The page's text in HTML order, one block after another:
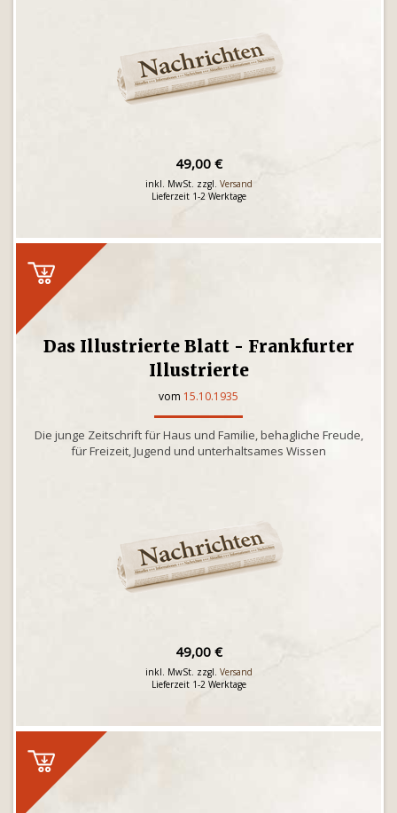
49,00 €
inkl. MwSt. zzgl. Versand
Lieferzeit 1-2 Werktage
Das Illustrierte Blatt - Frankfurter
Illustrierte
vom 15.10.1935
Die junge Zeitschrift für Haus und Familie, behagliche Freude,
für Freizeit, Jugend und unterhaltsames Wissen
49,00 €
inkl. MwSt. zzgl. Versand
Lieferzeit 1-2 Werktage